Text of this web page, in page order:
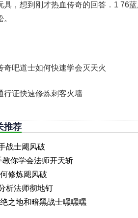
具，想到刚才热血传奇的回答．1 76
奇吧道士如何快速学会灭天火
行证快速修炼刺客火墙
推荐
战士飓风破
你学会法师开天斩
修炼飓风破
析法师彻地钉
之地和暗黑战士嘿嘿嘿